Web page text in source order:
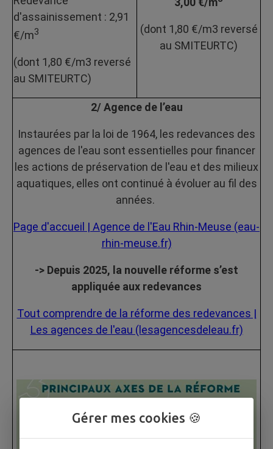
d'assainissement : 2,91
€/m3
(dont 1,80 €/m3 reversé
au SMITEURTC)
(dont 1,80 €/m3 reversé
au SMITEURTC)
2/ Agence de l’eau
Instaurées par la loi de 1964, les redevances des
agences de l'eau sont essentielles pour financer
les actions de préservation de l'eau et des milieux
aquatiques, elles ont continué à évoluer au fil des
années.
Page d'accueil | Agence de l'Eau Rhin-Meuse (eau-
rhin-meuse.fr)
-> Depuis 2025, la nouvelle réforme s’est
appliquée aux redevances
Tout comprendre de la réforme des redevances |
Les agences de l'eau (lesagencesdeleau.fr)
Gérer mes cookies 🍪